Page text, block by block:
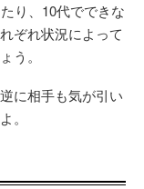
り、10代でできな
ぞれ状況によって
う。
に相手も気が引い
。